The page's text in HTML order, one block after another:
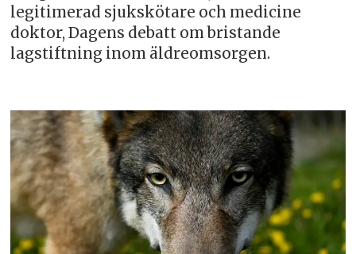
legitimerad sjukskötare och medicine
doktor, Dagens debatt om bristande
lagstiftning inom äldreomsorgen.